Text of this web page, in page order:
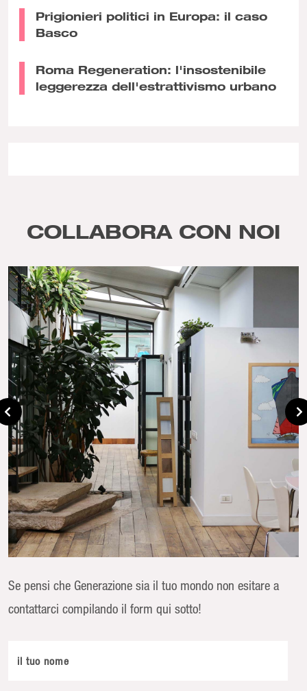
Prigionieri politici in Europa: il caso
Basco
Roma Regeneration: l'insostenibile
leggerezza dell'estrattivismo urbano
COLLABORA CON NOI
Se pensi che Generazione sia il tuo mondo non esitare a
contattarci compilando il form qui sotto!
il tuo nome